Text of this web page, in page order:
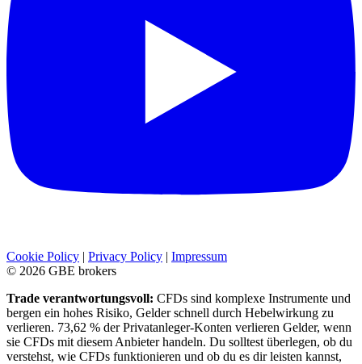
Cookie Policy | Privacy Policy | Impressum
© 2026 GBE brokers
Trade verantwortungsvoll: CFDs sind komplexe Instrumente und
bergen ein hohes Risiko, Gelder schnell durch Hebelwirkung zu
verlieren. 73,62 % der Privatanleger-Konten verlieren Gelder, wenn
sie CFDs mit diesem Anbieter handeln. Du solltest überlegen, ob du
verstehst, wie CFDs funktionieren und ob du es dir leisten kannst,